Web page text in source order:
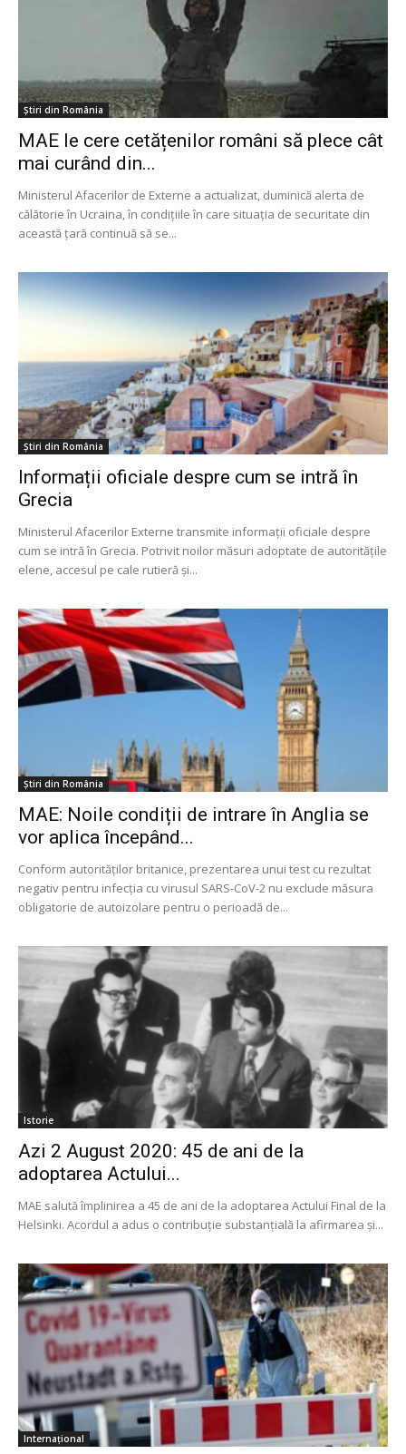
Știri din România
MAE le cere cetățenilor români să plece cât
mai curând din...
Ministerul Afacerilor de Externe a actualizat, duminică alerta de
călătorie în Ucraina, în condițiile în care situația de securitate din
această țară continuă să se...
Știri din România
Informații oficiale despre cum se intră în
Grecia
Ministerul Afacerilor Externe transmite informații oficiale despre
cum se intră în Grecia. Potrivit noilor măsuri adoptate de autorităţile
elene, accesul pe cale rutieră şi...
Știri din România
MAE: Noile condiții de intrare în Anglia se
vor aplica începând...
Conform autorităţilor britanice, prezentarea unui test cu rezultat
negativ pentru infecţia cu virusul SARS-CoV-2 nu exclude măsura
obligatorie de autoizolare pentru o perioadă de...
Istorie
Azi 2 August 2020: 45 de ani de la
adoptarea Actului...
MAE salută împlinirea a 45 de ani de la adoptarea Actului Final de la
Helsinki. Acordul a adus o contribuţie substanţială la afirmarea şi...
Internațional